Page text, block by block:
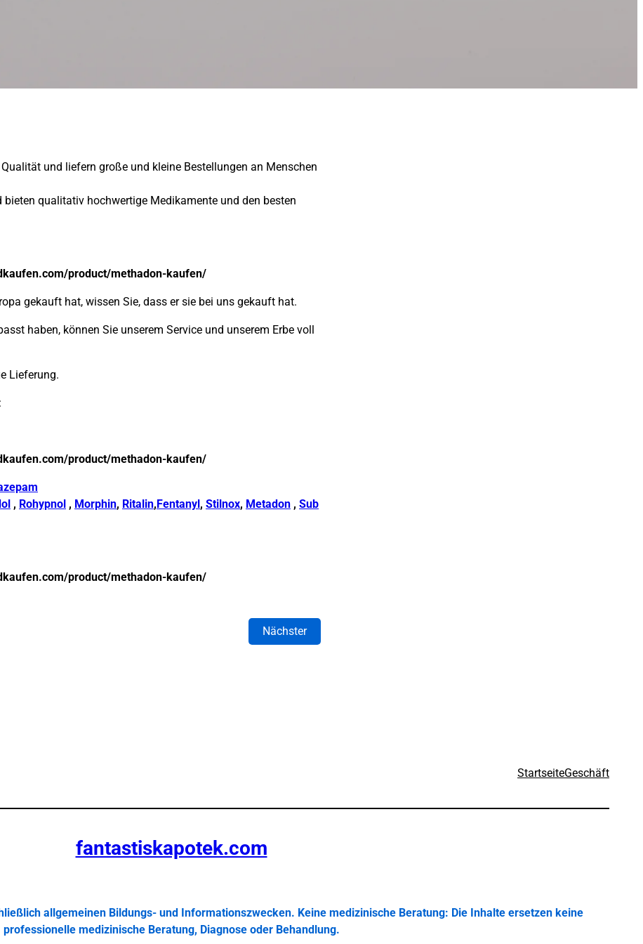
und liefern große und kleine Bestellungen an Menschen
qualitativ hochwertige Medikamente und den besten
product/methadon-kaufen/
gekauft hat, wissen Sie, dass er sie bei uns gekauft hat.
haben, können Sie unserem Service und unserem Erbe voll
Lieferung.
product/methadon-kaufen/
, Rohypnol , Morphin, Ritalin, Fentanyl , Stilnox, Metadon , Sub
product/methadon-kaufen/
Nächster
StartseiteGeschäft
fantastiskapotek.com
allgemeinen Bildungs- und Informationszwecken. Keine medizinische Beratung: Die Inhalte ersetzen keine
professionelle medizinische Beratung, Diagnose oder Behandlung.